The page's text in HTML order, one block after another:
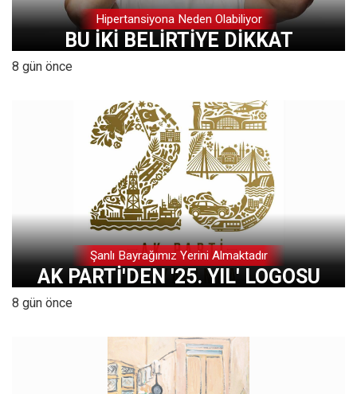
Hipertansiyona Neden Olabiliyor
BU İKİ BELİRTİYE DİKKAT
8 gün önce
Şanlı Bayrağımız Yerini Almaktadır
AK PARTİ'DEN '25. YIL' LOGOSU
8 gün önce